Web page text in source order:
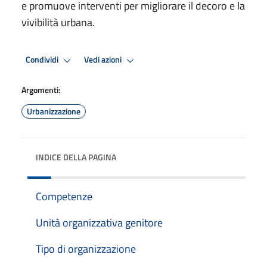
e promuove interventi per migliorare il decoro e la
vivibilità urbana.
Condividi Vedi azioni
Argomenti:
Urbanizzazione
INDICE DELLA PAGINA
Competenze
Unità organizzativa genitore
Tipo di organizzazione